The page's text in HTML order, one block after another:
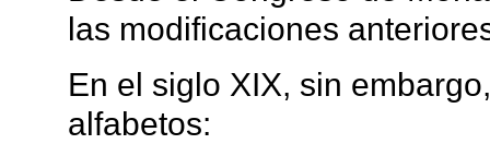
las modificaciones
En el siglo XIX, sin
alfabetos: